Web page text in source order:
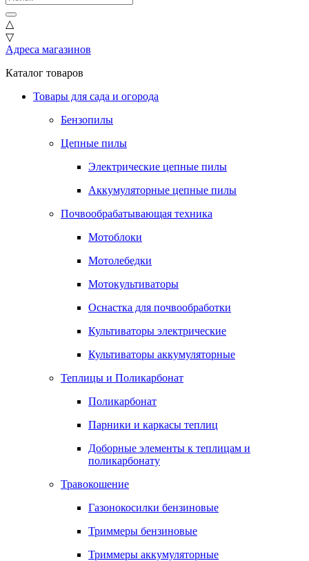
△
▽
Адреса магазинов
Каталог товаров
Товары для сада и огорода
Бензопилы
Цепные пилы
Электрические цепные пилы
Аккумуляторные цепные пилы
Почвообрабатывающая техника
Мотоблоки
Мотолебедки
Мотокультиваторы
Оснастка для почвообработки
Культиваторы электрические
Культиваторы аккумуляторные
Теплицы и Поликарбонат
Поликарбонат
Парники и каркасы теплиц
Доборные элементы к теплицам и
поликарбонату
Травокошение
Газонокосилки бензиновые
Триммеры бензиновые
Триммеры аккумуляторные